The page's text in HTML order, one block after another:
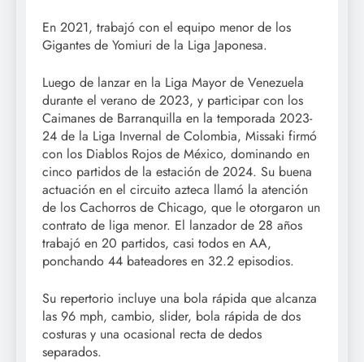
En 2021, trabajó con el equipo menor de los
Gigantes de Yomiuri de la Liga Japonesa.
Luego de lanzar en la Liga Mayor de Venezuela
durante el verano de 2023, y participar con los
Caimanes de Barranquilla en la temporada 2023-
24 de la Liga Invernal de Colombia, Missaki firmó
con los Diablos Rojos de México, dominando en
cinco partidos de la estación de 2024. Su buena
actuación en el circuito azteca llamó la atención
de los Cachorros de Chicago, que le otorgaron un
contrato de liga menor. El lanzador de 28 años
trabajó en 20 partidos, casi todos en AA,
ponchando 44 bateadores en 32.2 episodios.
Su repertorio incluye una bola rápida que alcanza
las 96 mph, cambio, slider, bola rápida de dos
costuras y una ocasional recta de dedos
separados.